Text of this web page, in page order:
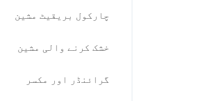
چارکول بریقیٹ مشین
خشک کرنے والی مشین
گرائنڈر اور مکسر